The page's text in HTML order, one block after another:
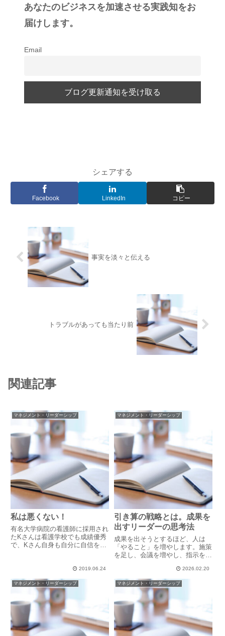
あなたのビジネスを加速させる実践知をお
届けします。
Email
シェアする
Facebook LinkedIn コピー
事実を淡々と伝える
トラブルがあっても当たり前
関連記事
マネジメント・リーダーシップ
私は悪くない！
有名大学病院の看護師に採用され
たKさんは看護学校でも成績優秀
で、Kさん自身も自分に自信を持
んは一生懸命取り組みます。ある
日、患者さんの身体を拭いている
時、強すぎるのでもっと優しく
2019.06.24
マネジメント・リーダーシップ
引き算の戦略とは。成果を
出すリーダーの思考法
成果を出そうとするほど、人は
「やること」を増やします。施策
を足し、会議を増やし、指示を重
滞の正体は、能力不足ではなく
「過多」です。現場が動かないの
は、努力が足りないからではな
く、優先順位が整理されていない
からで...
2026.02.20
マネジメント・リーダーシップ マネジメント・リーダーシップ